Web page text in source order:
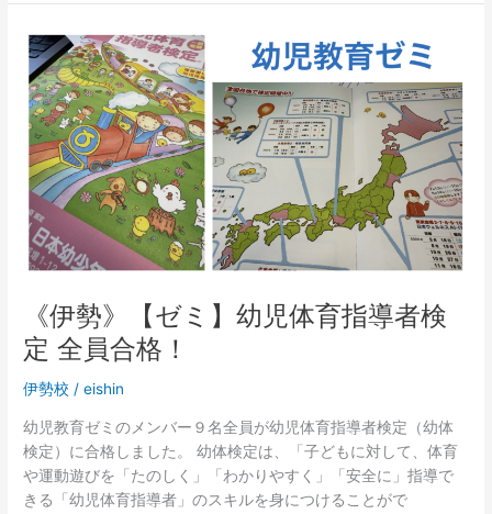
《伊勢》【ゼミ】幼児体育指導者検
定 全員合格！
伊勢校 /eishin
幼児教育ゼミのメンバー９名全員が幼児体育指導者検定（幼体
検定）に合格しました。 幼体検定は、「子どもに対して、体育
や運動遊びを「たのしく」「わかりやすく」「安全に」指導で
きる「幼児体育指導者」のスキルを身につけることがで
《伊
勢》
【ゼ
ミ】
幼
児
体
育
指
導
全
合
格！